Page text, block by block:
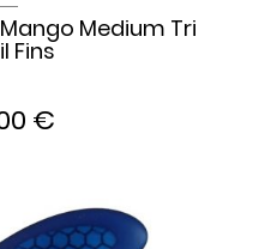
Mango Medium Tri
Fins
€